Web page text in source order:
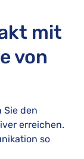
mit
von
Sie den
erreichen.
so